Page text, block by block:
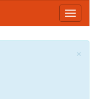
Toggle
×